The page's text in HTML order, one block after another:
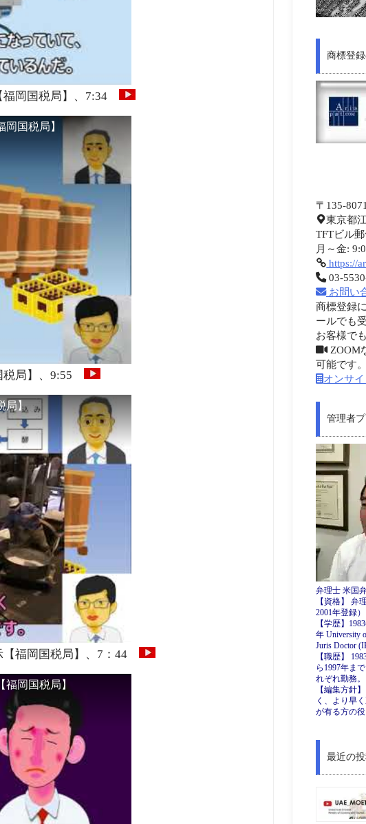
福岡国税局】、7:34
国税局】
税局】、9:55
局】
福岡国税局】、7：44
岡国税局】
商標登
〒135-8071
東京都
TFTビル
月～金:
https://
03-
お問い
商標登録
ールでも
お客様で
ZOOM
可能です。
オンサ
管理者
弁理士 米国
【資格】 弁
2001年登録）
【学歴】
年 University
Juris Doctor
【職歴】
ら1997年ま
れぞれ勤務
【編集方針
く、より早
が有る方の
最近の